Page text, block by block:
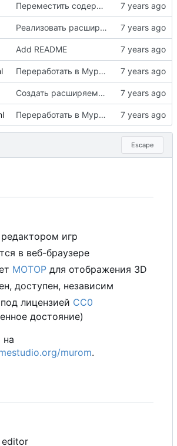
Переместить содержимое муром.файл и муром.лпо в муром.база
Реализовать расширяемую платформу Муром 1.2 с панелью управления 1.0.0
Add README
Переработать в Муром 2.0.0
Создать расширяемую платформу в качестве основы мурома 1.2
Переработать в Муром 2.0.0
Escape
редактором игр
в веб-браузере
МОТОР для отображения 3D
доступен, независим
лицензией CC0
достояние)
на
murom.
editor